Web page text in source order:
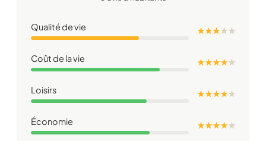
Qualité de vie ★ ★ ★★★
Coût de la vie ★ ★ ★ ★★
Loisirs ★ ★ ★ ★★
Économie ★ ★ ★ ★★